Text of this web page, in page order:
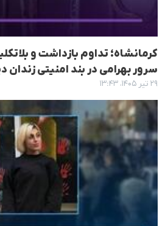
کرمانشاه؛ تداوم بازداشت و
سرور بهرامی در بند امنیتی زندان
۲۹ تیر ۱۴۰۵، ۱۳:۴۳